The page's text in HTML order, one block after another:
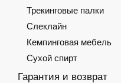
Трекинговые палки
Слеклайн
Кемпинговая мебель
Сухой спирт
Гарантия и возврат